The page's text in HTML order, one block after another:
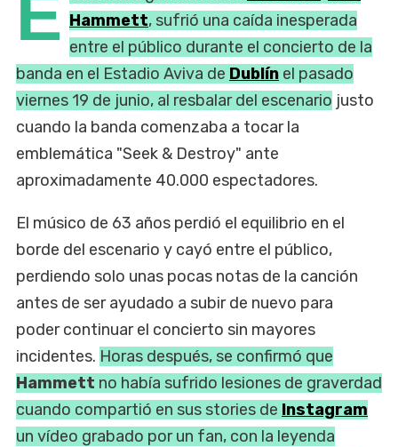
E Hammett, sufrió una caída inesperada
entre el público durante el concierto de la
banda en el Estadio Aviva de Dublín el pasado
viernes 19 de junio, al resbalar del escenario justo
cuando la banda comenzaba a tocar la
emblemática "Seek & Destroy" ante
aproximadamente 40.000 espectadores.
El músico de 63 años perdió el equilibrio en el
borde del escenario y cayó entre el público,
perdiendo solo unas pocas notas de la canción
antes de ser ayudado a subir de nuevo para
poder continuar el concierto sin mayores
incidentes. Horas después, se confirmó que
Hammett no había sufrido lesiones de graverdad
cuando compartió en sus stories de Instagram
un vídeo grabado por un fan, con la leyenda